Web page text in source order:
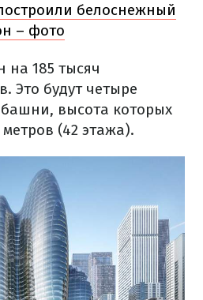
белоснежный
– фото
на 185 тысяч
Это будут четыре
высота которых
(42 этажа).